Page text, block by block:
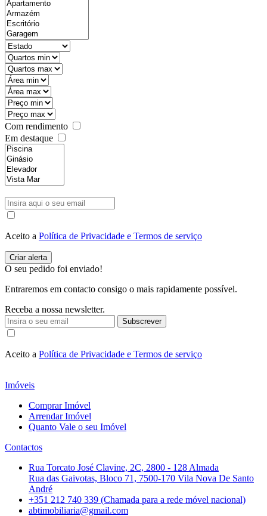
Com rendimento
Em destaque
Aceito a Política de Privacidade e Termos de serviço
O seu pedido foi enviado!
Entraremos em contacto consigo o mais rapidamente possível.
Receba a nossa newsletter.
Subscrever
Aceito a Política de Privacidade e Termos de serviço
Imóveis
Comprar Imóvel
Arrendar Imóvel
Quanto Vale o seu Imóvel
Contactos
Rua Torcato José Clavine, 2C, 2800 - 128 Almada
Rua das Gaivotas, Bloco 71, 7500-170 Vila Nova De Santo
André
+351 212 740 339 (Chamada para a rede móvel nacional)
abtimobiliaria@gmail.com